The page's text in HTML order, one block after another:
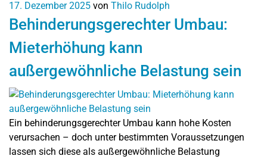
17. Dezember 2025 von Thilo Rudolph
Behinderungsgerechter Umbau:
Mieterhöhung kann
außergewöhnliche Belastung sein
Ein behinderungsgerechter Umbau kann hohe Kosten
verursachen – doch unter bestimmten Voraussetzungen
lassen sich diese als außergewöhnliche Belastung